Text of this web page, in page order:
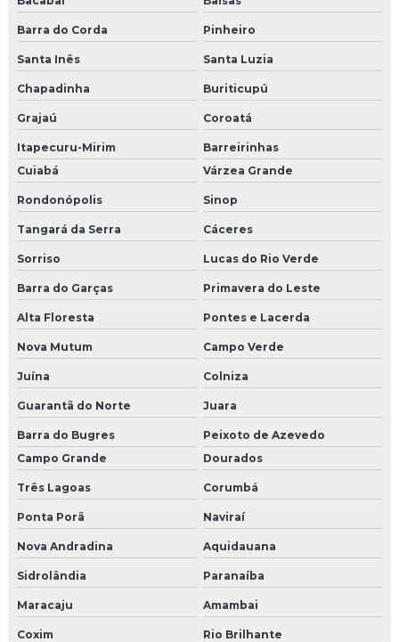
Barra do Corda Pinheiro
Santa Inês Santa Luzia
Chapadinha Buriticupú
Grajaú Coroatá
Itapecuru-Mirim
Barreirinhas
Cuiabá
Várzea Grande
Rondonópolis Sinop
Tangará da Serra Cáceres
Sorriso Lucas do Rio Verde
Barra do Garças Primavera do Leste
Alta Floresta Pontes e Lacerda
Nova Mutum Campo Verde
Juína Colniza
Guarantã do Norte Juara
Barra do Bugres
Peixoto de Azevedo
Campo Grande
Dourados
Três Lagoas Corumbá
Ponta Porã Naviraí
Nova Andradina Aquidauana
Sidrolândia Paranaíba
Maracaju Amambai
Coxim Rio Brilhante